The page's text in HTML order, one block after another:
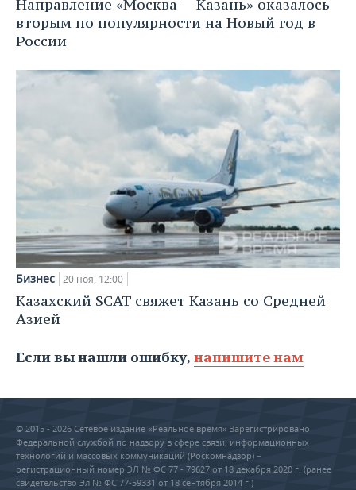
Направление «Москва — Казань» оказалось
вторым по популярности на Новый год в
России
Бизнес 20 ноя, 12:00
Казахский SCAT свяжет Казань со Средней
Азией
Если вы нашли ошибку, напишите нам
© 2015 - 2026 Сетевое издание «Реальное время» Зарегистрировано
Федеральной службой по надзору в сфере связи, информационных
технологий и массовых коммуникаций (Роскомнадзор) –
регистрационный номер ЭЛ № ФС 77 - 79627 от 18 декабря 2020 г. (ранее
свидетельство Эл № ФС 77-59331 от 18 сентября 2014 г.)